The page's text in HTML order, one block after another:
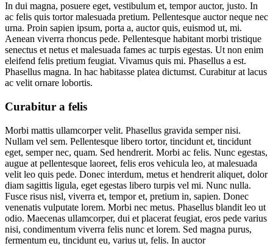
In dui magna, posuere eget, vestibulum et, tempor auctor, justo. In
ac felis quis tortor malesuada pretium. Pellentesque auctor neque nec
urna. Proin sapien ipsum, porta a, auctor quis, euismod ut, mi.
Aenean viverra rhoncus pede. Pellentesque habitant morbi tristique
senectus et netus et malesuada fames ac turpis egestas. Ut non enim
eleifend felis pretium feugiat. Vivamus quis mi. Phasellus a est.
Phasellus magna. In hac habitasse platea dictumst. Curabitur at lacus
ac velit ornare lobortis.
Curabitur a felis
Morbi mattis ullamcorper velit. Phasellus gravida semper nisi.
Nullam vel sem. Pellentesque libero tortor, tincidunt et, tincidunt
eget, semper nec, quam. Sed hendrerit. Morbi ac felis. Nunc egestas,
augue at pellentesque laoreet, felis eros vehicula leo, at malesuada
velit leo quis pede. Donec interdum, metus et hendrerit aliquet, dolor
diam sagittis ligula, eget egestas libero turpis vel mi. Nunc nulla.
Fusce risus nisl, viverra et, tempor et, pretium in, sapien. Donec
venenatis vulputate lorem. Morbi nec metus. Phasellus blandit leo ut
odio. Maecenas ullamcorper, dui et placerat feugiat, eros pede varius
nisi, condimentum viverra felis nunc et lorem. Sed magna purus,
fermentum eu, tincidunt eu, varius ut, felis. In auctor